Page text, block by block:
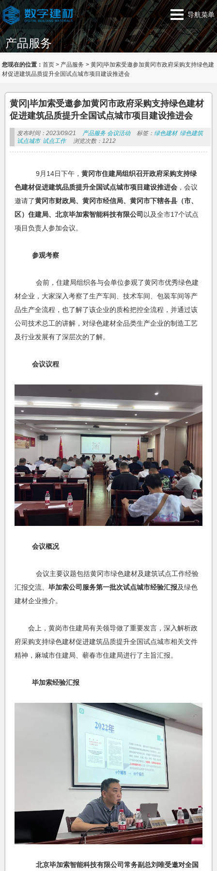
导航菜单
产品服务
您现在的位置：首页 > 产品服务 >黄冈|毕加索受邀参加黄冈市政府采购支持绿色建
材促进建筑品质提升全国试点城市项目建设推进会
黄冈|毕加索受邀参加黄冈市政府采购支持绿色建材
促进建筑品质提升全国试点城市项目建设推进会
发布时间：2023/09/21 产品服务 会议活动 标签： 绿色建材 绿色建筑
试点城市 试点工作 浏览次数：1212
9月14日下午， 黄冈市住建局组织召开政府采购支持绿
色建材促进建筑品质提升全国试点城市项目建设推进会，会议
邀请了黄冈市财政局、黄冈市经信局、黄冈市下辖各县（市、
区）住建局、北京毕加索智能科技有限公司 以及全市17个试点
项目负责人参加会议。
参观考察
会前，住建局组织各与会单位参观了黄冈市优秀绿色建
材企业，大家深入考察了生产车间、技术车间、包装车间等产
品生产全流程，也了解了该企业的质检把控全流程，并通过该
公司技术总工的讲解，对绿色建材全品类生产企业的制造工艺
及行业发展有了深层次的了解。
会议议程
会议概况
会议主要议题包括黄冈市绿色建材及建筑试点工作经验
汇报交流、 毕加索公司服务第一批次试点城市经验汇报及绿色
建材企业推介。
会上，黄岗市住建局有关领导做了重要发言，深入解析政
府采购支持绿色建材促进建筑品质提升全国试点城市相关文件
精神，麻城市住建局、蕲春市住建局进行了主旨汇报。
毕加索经验汇报
北京毕加索智能科技有限公司常务副总刘唯受邀对全国